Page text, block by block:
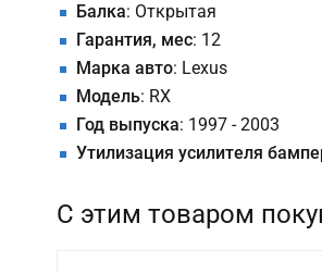
Балка: Открытая
Гарантия, мес: 12
Марка авто: Lexus
Модель: RX
Год выпуска: 1997 - 2003
Утилизация усилителя
С этим товаром